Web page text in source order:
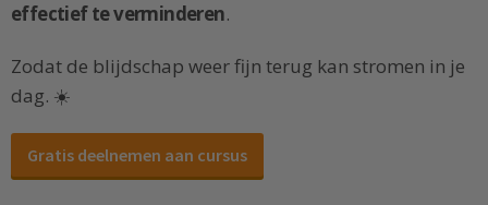
effectief te verminderen.
Zodat de blijdschap weer fijn terug kan stromen in je
dag. ☀️
Gratis deelnemen aan cursus